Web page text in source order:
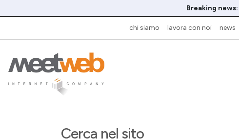
Breaking news:
chi siamo lavora con noi news
Cerca nel sito